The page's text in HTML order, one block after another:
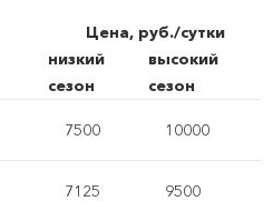
Цена, руб./сутки
низкий
сезон
высокий
сезон
7500 10000
7125 9500